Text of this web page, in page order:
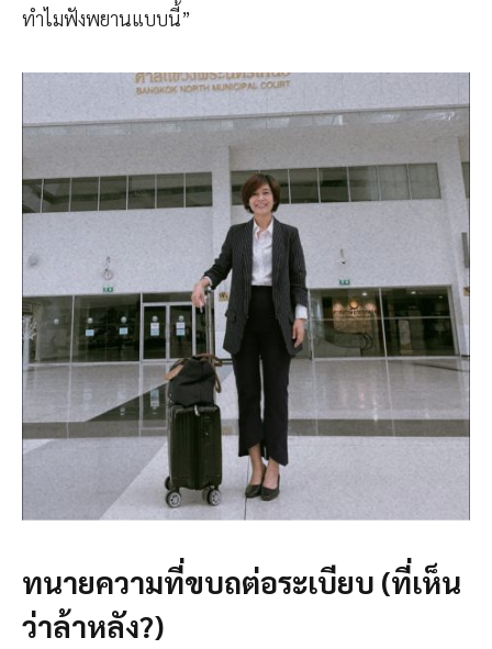
ทำไมฟังพยานแบบนี้”
ทนายความที่ขบถต่อระเบียบ (ที่เห็น
ว่าล้าหลัง?)